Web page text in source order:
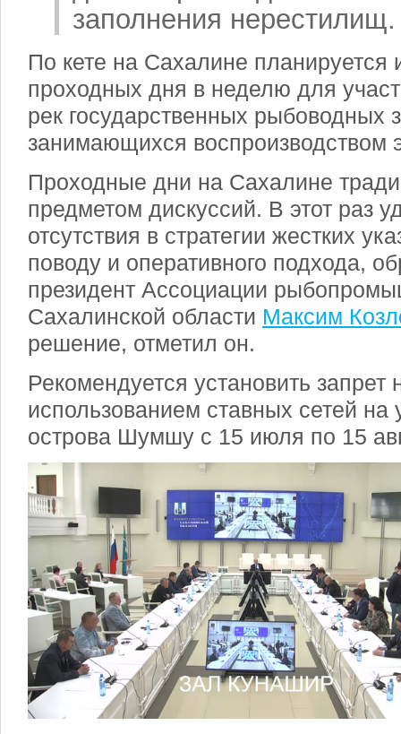
заполнения нерестилищ.
По кете на Сахалине планируется
проходных дня в неделю для
рек государственных рыбоводных
занимающихся воспроизводством
Проходные дни на Сахалине
предметом дискуссий. В этот раз
отсутствия в стратегии жестких
поводу и оперативного подхода,
президент Ассоциации
Сахалинской области Максим
решение, отметил он.
Рекомендуется установить запрет
использованием ставных сетей на
острова Шумшу с 15 июля по 15